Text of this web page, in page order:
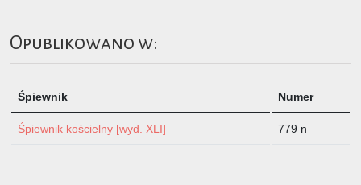
Opublikowano w:
Śpiewnik Numer
Śpiewnik kościelny [wyd. XLI] 779 n